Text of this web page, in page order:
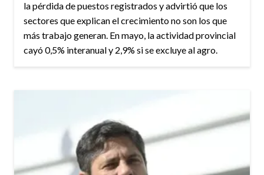
la pérdida de puestos registrados y advirtió que los
sectores que explican el crecimiento no son los que
más trabajo generan. En mayo, la actividad provincial
cayó 0,5% interanual y 2,9% si se excluye al agro.